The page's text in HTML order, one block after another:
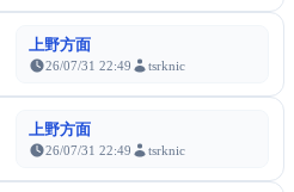
上野方面
26/07/31 22:49 tsrknic
上野方面
26/07/31 22:49 tsrknic